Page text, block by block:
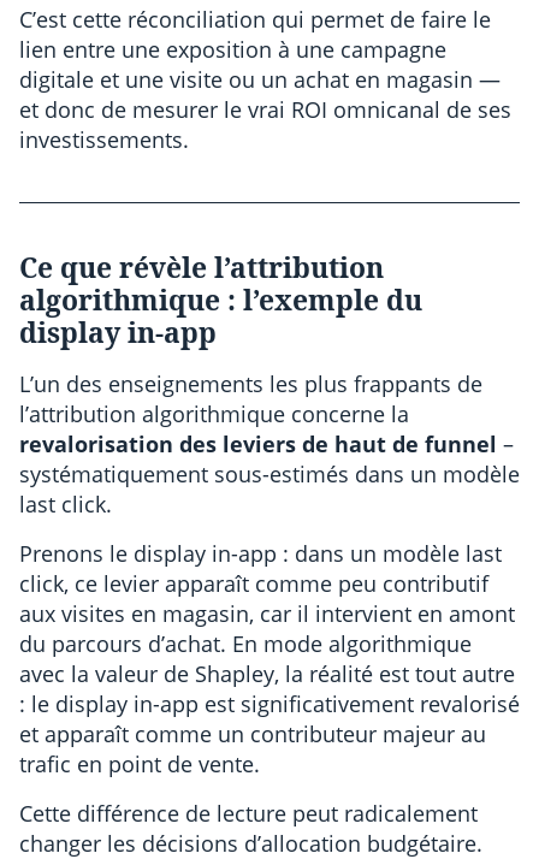
C’est cette réconciliation qui permet de faire le
lien entre une exposition à une campagne
digitale et une visite ou un achat en magasin —
et donc de mesurer le vrai ROI omnicanal de ses
investissements.
Ce que révèle l’attribution
algorithmique : l’exemple du
display in-app
L’un des enseignements les plus frappants de
l’attribution algorithmique concerne la
revalorisation des leviers de haut de funnel –
systématiquement sous-estimés dans un modèle
last click.
Prenons le display in-app : dans un modèle last
click, ce levier apparaît comme peu contributif
aux visites en magasin, car il intervient en amont
du parcours d’achat. En mode algorithmique
avec la valeur de Shapley, la réalité est tout autre
: le display in-app est significativement revalorisé
et apparaît comme un contributeur majeur au
trafic en point de vente.
Cette différence de lecture peut radicalement
changer les décisions d’allocation budgétaire.